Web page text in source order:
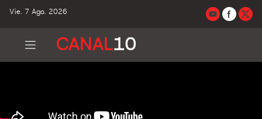
Vie. 7 Ago. 2026
CANAL10